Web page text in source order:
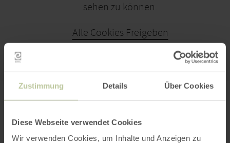
Zustimmung Details Über Cookies
Diese Webseite verwendet Cookies
Wir verwenden Cookies, um Inhalte und Anzeigen zu
KARTE ÖFFNEN
sehen zu können.
Alle Cookies Freigeben
PLANEN SIE IHRE
ANREISE